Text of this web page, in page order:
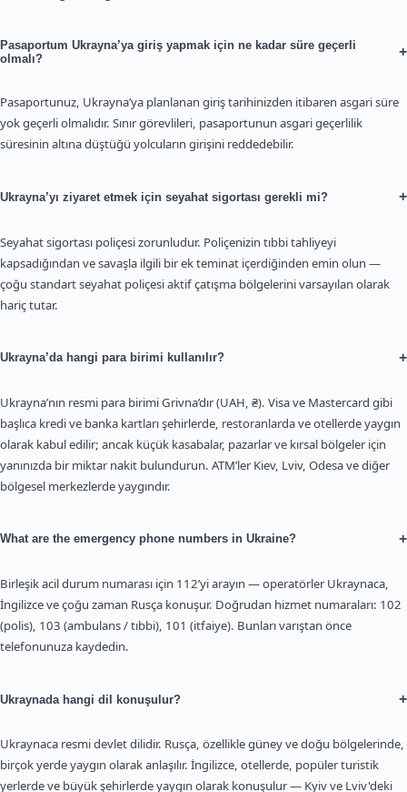
Pasaportum Ukrayna’ya giriş yapmak için ne kadar süre geçerli
olmalı?
+
Pasaportunuz, Ukrayna’ya planlanan giriş tarihinizden itibaren asgari süre
yok geçerli olmalıdır. Sınır görevlileri, pasaportunun asgari geçerlilik
süresinin altına düştüğü yolcuların girişini reddedebilir.
Ukrayna’yı ziyaret etmek için seyahat sigortası gerekli mi? +
Seyahat sigortası poliçesi zorunludur. Poliçenizin tıbbi tahliyeyi
kapsadığından ve savaşla ilgili bir ek teminat içerdiğinden emin olun —
çoğu standart seyahat poliçesi aktif çatışma bölgelerini varsayılan olarak
hariç tutar.
Ukrayna’da hangi para birimi kullanılır? +
Ukrayna’nın resmi para birimi Grivna’dır (UAH, ₴). Visa ve Mastercard gibi
başlıca kredi ve banka kartları şehirlerde, restoranlarda ve otellerde yaygın
olarak kabul edilir; ancak küçük kasabalar, pazarlar ve kırsal bölgeler için
yanınızda bir miktar nakit bulundurun. ATM’ler Kiev, Lviv, Odesa ve diğer
bölgesel merkezlerde yaygındır.
What are the emergency phone numbers in Ukraine? +
Birleşik acil durum numarası için 112’yi arayın — operatörler Ukraynaca,
İngilizce ve çoğu zaman Rusça konuşur. Doğrudan hizmet numaraları: 102
(polis), 103 (ambulans / tıbbi), 101 (itfaiye). Bunları varıştan önce
telefonunuza kaydedin.
Ukraynada hangi dil konuşulur? +
Ukraynaca resmi devlet dilidir. Rusça, özellikle güney ve doğu bölgelerinde,
birçok yerde yaygın olarak anlaşılır. İngilizce, otellerde, popüler turistik
yerlerde ve büyük şehirlerde yaygın olarak konuşulur — Kyiv ve Lviv'deki